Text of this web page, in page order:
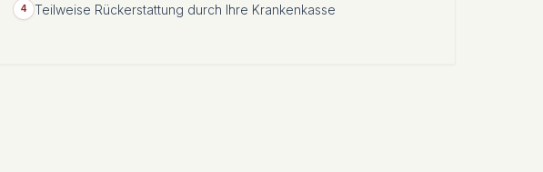
4 Teilweise Rückerstattung durch Ihre Krankenkasse